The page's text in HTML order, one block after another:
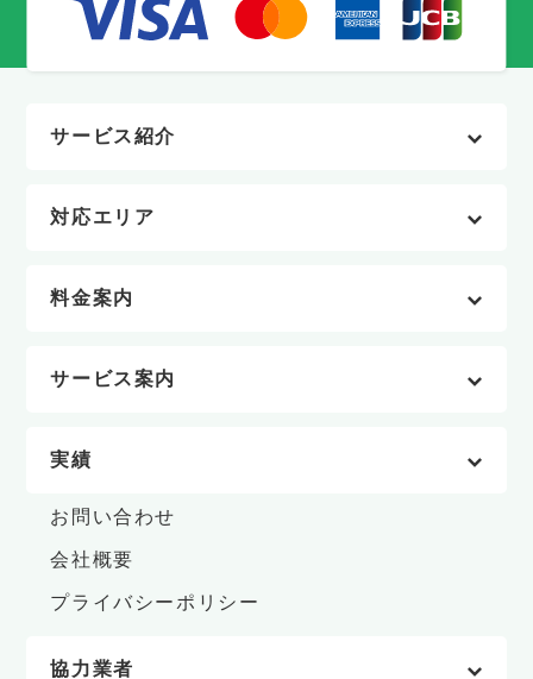
サービス紹介
対応エリア
料金案内
サービス案内
実績
お問い合わせ
会社概要
プライバシーポリシー
協力業者